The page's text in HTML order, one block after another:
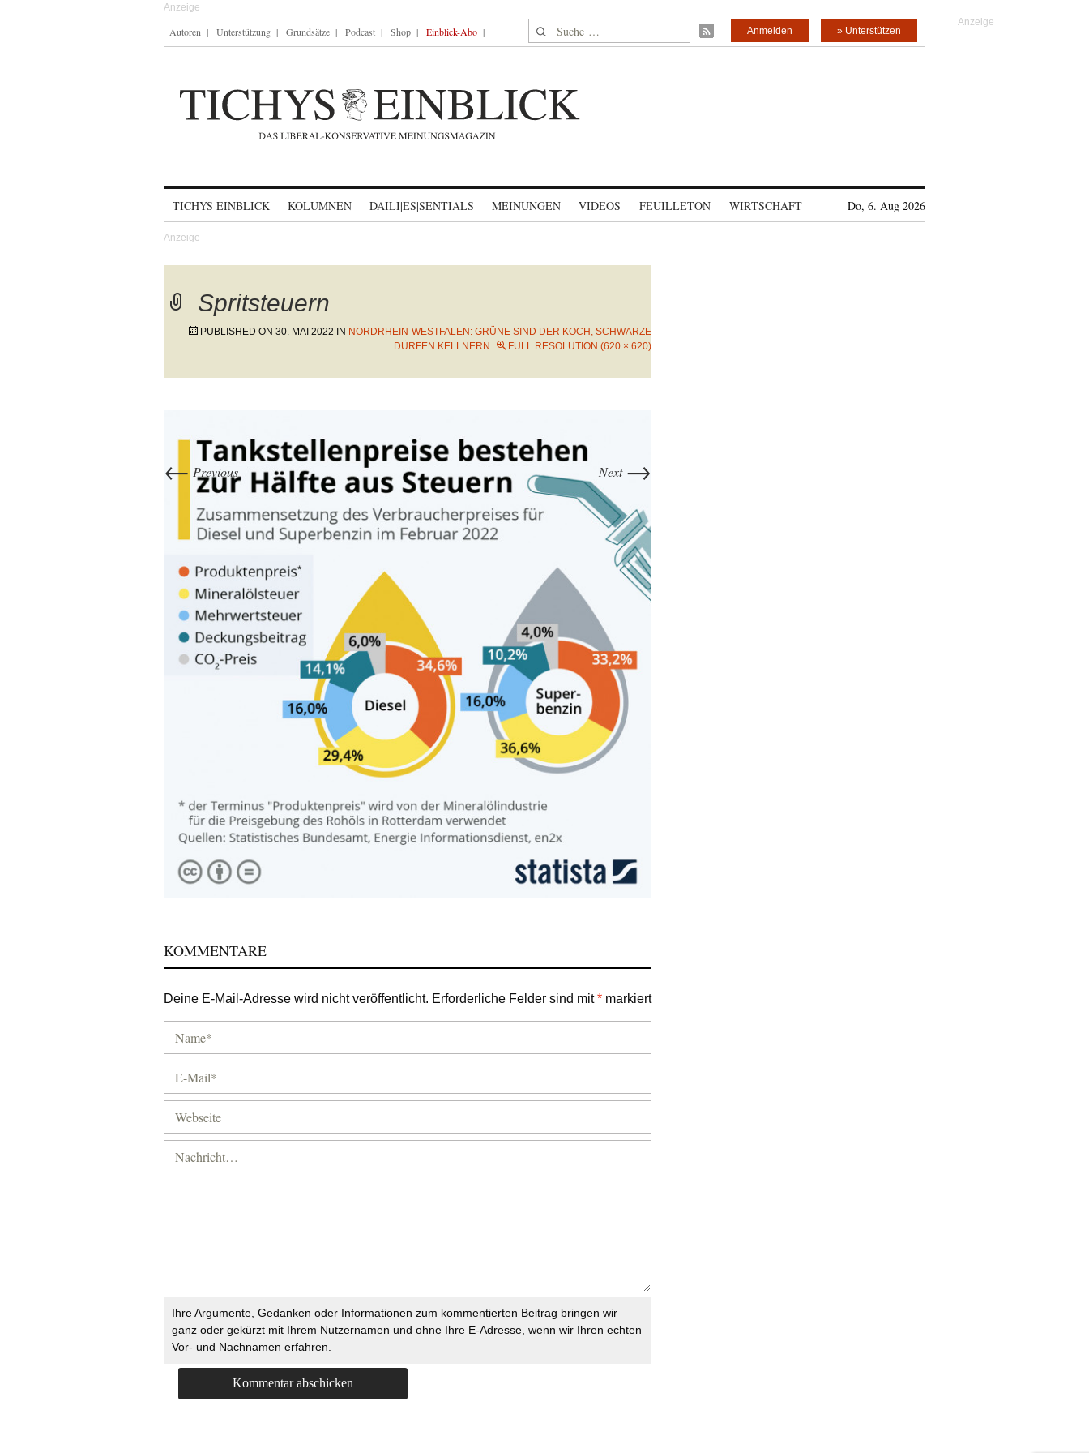
Autoren Unterstützung Grundsätze Podcast Shop Einblick-Abo Suche nach: » Unterstützen
Anmelden
TICHYS EINBLICK KOLUMNEN DAILI|ES|SENTIALS MEINUNGEN VIDEOS FEUILLETON WIRTSCHAFT Do, 6. Aug 2026
Spritsteuern
PUBLISHED ON 30. MAI 2022 IN NORDRHEIN-WESTFALEN: GRÜNE SIND DER KOCH, SCHWARZE
DÜRFEN KELLNERN
FULL RESOLUTION (620 × 620)
← Previous Next →
KOMMENTARE
Deine E-Mail-Adresse wird nicht veröffentlicht. Erforderliche Felder sind mit* markiert
Ihre Argumente, Gedanken oder Informationen zum kommentierten Beitrag bringen wir
ganz oder gekürzt mit Ihrem Nutzernamen und ohne Ihre E-Adresse, wenn wir Ihren echten
Vor- und Nachnamen erfahren.